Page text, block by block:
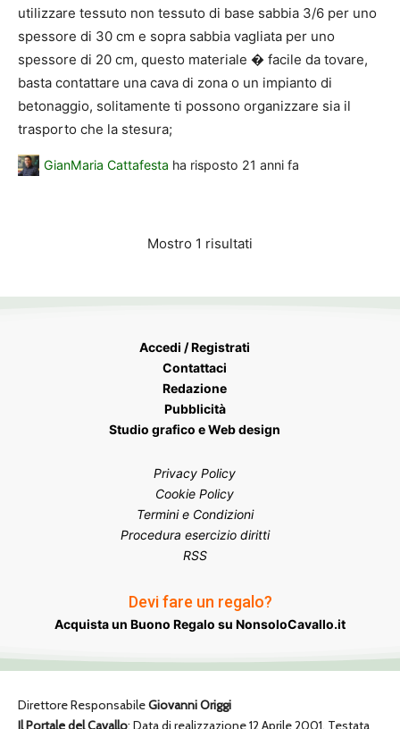
utilizzare tessuto non tessuto di base sabbia 3/6 per uno
spessore di 30 cm e sopra sabbia vagliata per uno
spessore di 20 cm, questo materiale � facile da tovare,
basta contattare una cava di zona o un impianto di
betonaggio, solitamente ti possono organizzare sia il
trasporto che la stesura;
GianMaria Cattafesta ha risposto 21 anni fa
Mostro 1 risultati
Accedi / Registrati
Contattaci
Redazione
Pubblicità
Studio grafico e Web design
Privacy Policy
Cookie Policy
Termini e Condizioni
Procedura esercizio diritti
RSS
Devi fare un regalo?
Acquista un Buono Regalo su NonsoloCavallo.it
Direttore ResponsabileGiovanni Origgi
Il Portale del Cavallo: Data di realizzazione 12 Aprile 2001. Testata